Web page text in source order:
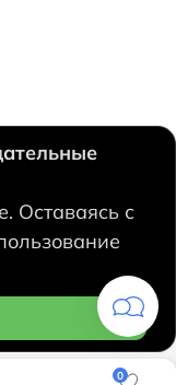
Оставаясь с
0